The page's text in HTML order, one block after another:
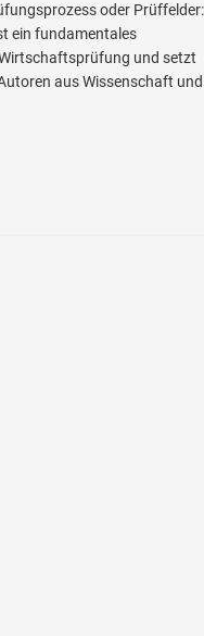
oder Prüffelder:
ein fundamentales
und setzt
aus Wissenschaft und